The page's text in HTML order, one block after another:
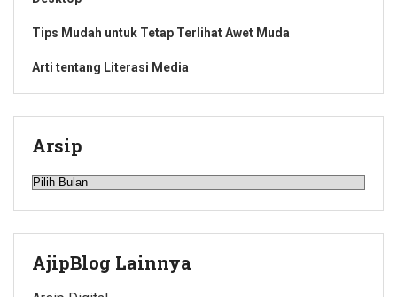
Tips Mudah untuk Tetap Terlihat Awet Muda
Arti tentang Literasi Media
Arsip
Arsip
AjipBlog Lainnya